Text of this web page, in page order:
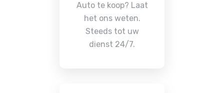
Auto te koop? Laat
het ons weten.
Steeds tot uw
dienst 24/7.